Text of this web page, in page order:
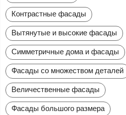
Контрастные фасады
Вытянутые и высокие фасады
Симметричные дома и фасады
Фасады со множеством деталей
Величественные фасады
Фасады большого размера